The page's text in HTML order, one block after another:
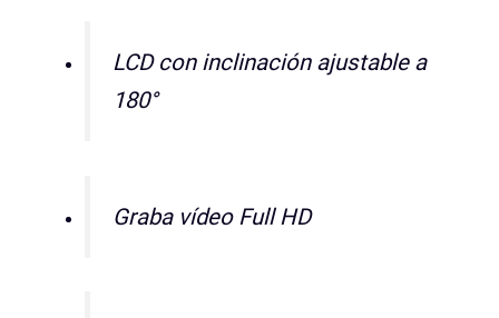
LCD con inclinación ajustable a
180°
Graba vídeo Full HD